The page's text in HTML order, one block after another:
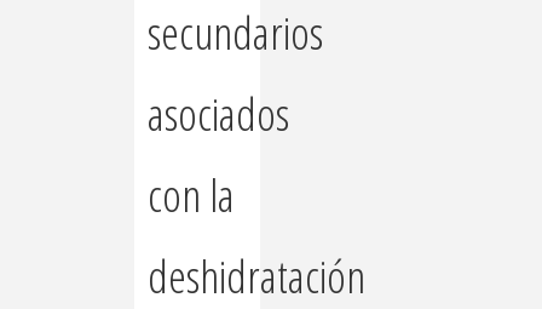
secundarios
asociados
con la
deshidratación